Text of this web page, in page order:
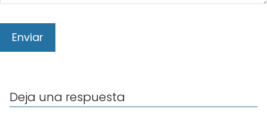
Deja una respuesta